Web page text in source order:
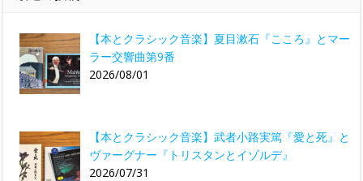
【本とクラシック音楽】夏目漱石『こころ』とマー
ラー交響曲第9番
2026/08/01
【本とクラシック音楽】武者小路実篤『愛と死』と
ヴァーグナー『トリスタンとイゾルデ』
2026/07/31